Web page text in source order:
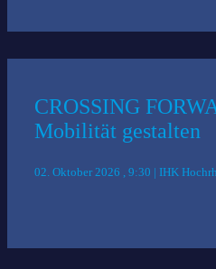
CROSSING
Mobilität gestalten
02. Oktober 2026 , 9:30 | IHK